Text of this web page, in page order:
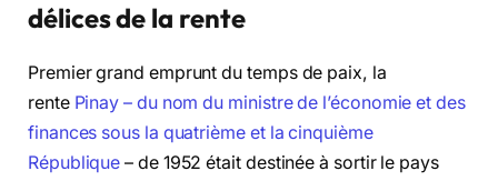
délices de la rente
Premier grand emprunt du temps de paix, la
rente Pinay – du nom du ministre de l’économie et des
finances sous la quatrième et la cinquième
République – de 1952 était destinée à sortir le pays